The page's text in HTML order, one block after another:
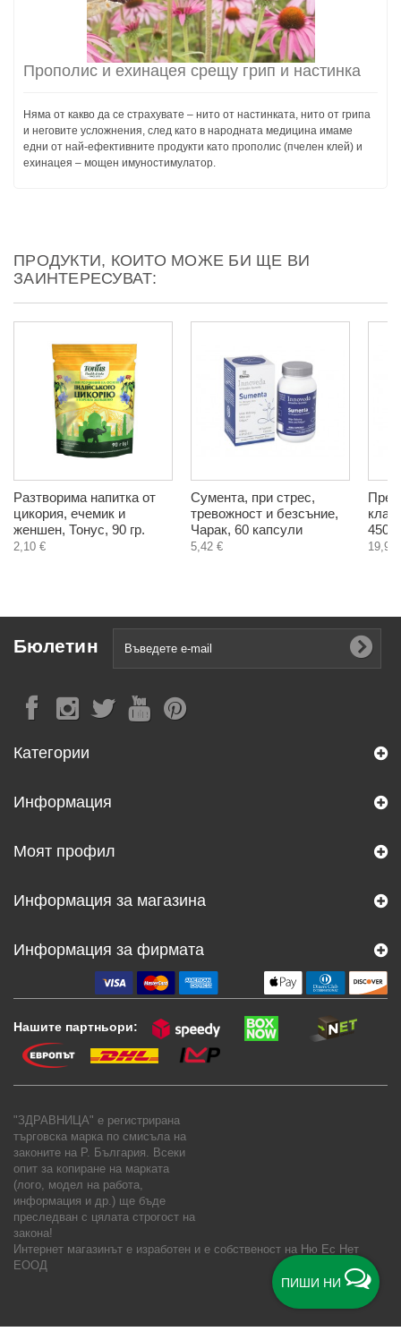
ПИШИ НИ
Прополис и ехинацея срещу грип и настинка
Няма от какво да се страхувате – нито от настинката, нито от грипа
и неговите усложнения, след като в народната медицина имаме
едни от най-ефективните продукти като прополис (пчелен клей) и
ехинацея – мощен имуностимулатор.
ПРОДУКТИ, КОИТО МОЖЕ БИ ЩЕ ВИ
ЗАИНТЕРЕСУВАТ:
Разтворима напитка от
цикория, ечемик и
женшен, Тонус, 90 гр.
2,10 €
Сумента, при стрес,
тревожност и безсъние,
Чарак, 60 капсули
5,42 €
450
19,95
Бюлетин
Категории
Информация
Моят профил
Информация за магазина
Информация за фирмата
Нашите партньори:
"ЗДРАВНИЦА" е регистрирана
търговска марка по смисъла на
законите на Р. България. Всеки
опит за копиране на марката
(лого, модел на работа,
информация и др.) ще бъде
преследван с цялата строгост на
закона!
Интернет магазинът е изработен и е собственост на Ню Ес Нет
ЕООД